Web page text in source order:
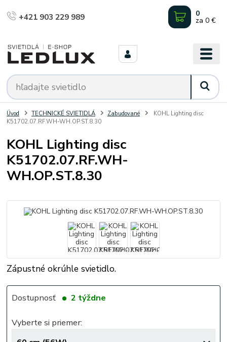
+421 903 229 989 0
za 0 €
Úvod TECHNICKÉ SVIETIDLÁ Zabudované
KOHL Lighting disc
K51702.07.RF.WH-WH.OP.ST.8.30
KOHL Lighting disc
K51702.07.RF.WH-
WH.OP.ST.8.30
Zápustné okrúhle svietidlo.
Dostupnosť 2 týždne
Vyberte si priemer: